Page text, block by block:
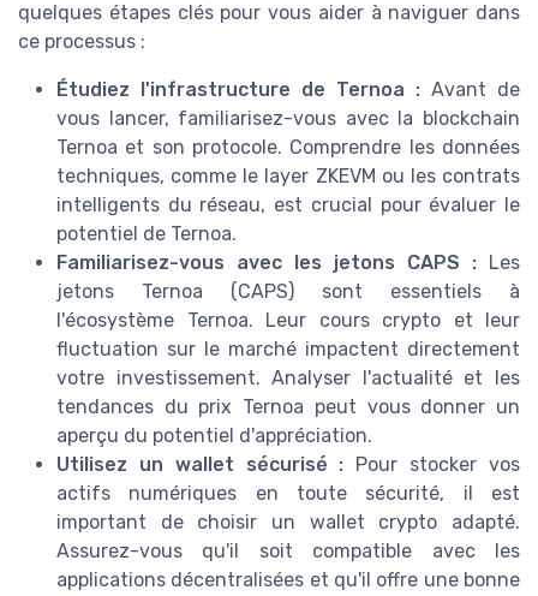
quelques étapes clés pour vous aider à naviguer dans
ce processus :
Étudiez l'infrastructure de Ternoa : Avant de
vous lancer, familiarisez-vous avec la blockchain
Ternoa et son protocole. Comprendre les données
techniques, comme le layer ZKEVM ou les contrats
intelligents du réseau, est crucial pour évaluer le
potentiel de Ternoa.
Familiarisez-vous avec les jetons CAPS : Les
jetons Ternoa (CAPS) sont essentiels à
l'écosystème Ternoa. Leur cours crypto et leur
fluctuation sur le marché impactent directement
votre investissement. Analyser l'actualité et les
tendances du prix Ternoa peut vous donner un
aperçu du potentiel d'appréciation.
Utilisez un wallet sécurisé : Pour stocker vos
actifs numériques en toute sécurité, il est
important de choisir un wallet crypto adapté.
Assurez-vous qu'il soit compatible avec les
applications décentralisées et qu'il offre une bonne